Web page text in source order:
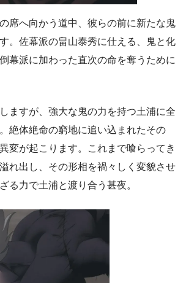
席へ向かう道中、彼らの前に新たな鬼
。佐幕派の畠山泰秀に仕える、鬼と化
幕派に加わった直次の命を奪うために
ますが、強大な鬼の力を持つ土浦に全
絶体絶命の窮地に追い込まれたその
変が起こります。これまで喰らってき
れ出し、その形相を禍々しく変貌させ
る力で土浦と渡り合う甚夜。